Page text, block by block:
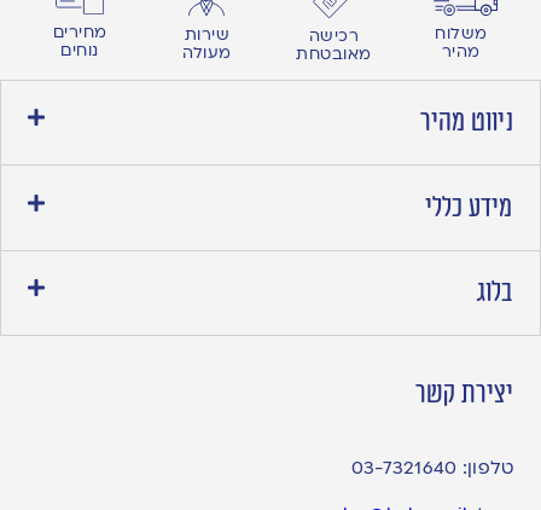
משלוח
מהיר
רכישה
מאובטחת
שירות
מעולה
מחירים
נוחים
ניווט מהיר
מידע כללי
בלוג
יצירת קשר
טלפון: 03-7321640